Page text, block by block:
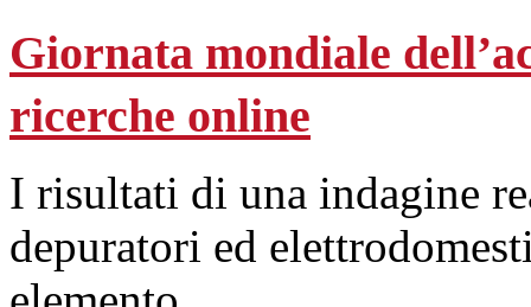
Giornata mondiale
ricerche online
I risultati di una indagine
depuratori ed